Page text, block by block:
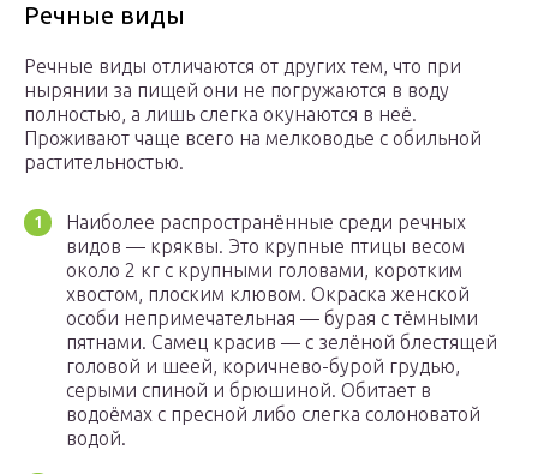
Речные виды
Речные виды отличаются от других тем, что при
нырянии за пищей они не погружаются в воду
полностью, а лишь слегка окунаются в неё.
Проживают чаще всего на мелководье с обильной
растительностью.
Наиболее распространённые среди речных
видов — кряквы. Это крупные птицы весом
около 2 кг с крупными головами, коротким
хвостом, плоским клювом. Окраска женской
особи непримечательная — бурая с тёмными
пятнами. Самец красив — с зелёной блестящей
головой и шеей, коричнево-бурой грудью,
серыми спиной и брюшиной. Обитает в
водоёмах с пресной либо слегка солоноватой
водой.